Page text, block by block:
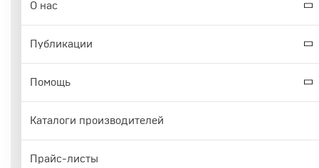
О нас
Публикации
Помощь
Каталоги производителей
Прайс-листы